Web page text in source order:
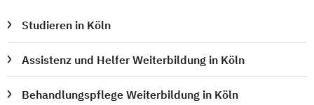
Studieren in Köln
Assistenz und Helfer Weiterbildung in Köln
Behandlungspflege Weiterbildung in Köln